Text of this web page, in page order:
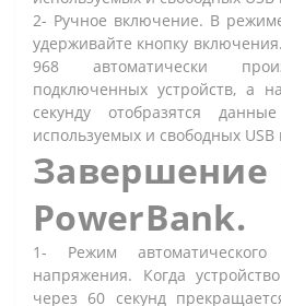
2- Ручное включение. В
удерживайте кнопку
968 автоматически
подключенных устройств, а
секунду отобразятся
используемых и свободных USB
PowerBank.
1- Режим
напряжения. Когда
через 60 секунд